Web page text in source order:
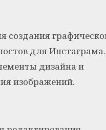
создания
для Инстаграма.
дизайна и
изображений.